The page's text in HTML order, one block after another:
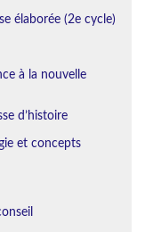
élaborée (2e cycle)
à la nouvelle
d’histoire
et concepts